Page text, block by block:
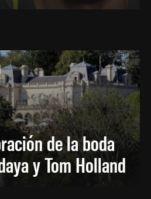
de la boda
y Tom Holland